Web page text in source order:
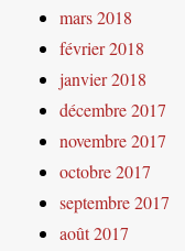
mars 2018
février 2018
janvier 2018
décembre 2017
novembre 2017
octobre 2017
septembre 2017
août 2017